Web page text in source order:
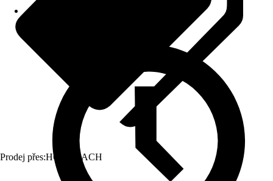
Prodej přes:HORNBACH